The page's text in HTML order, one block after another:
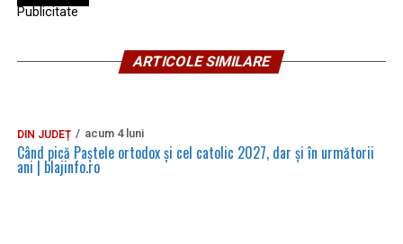
Publicitate
ARTICOLE SIMILARE
DIN JUDEȚ acum 4 luni
Când pică Paștele ortodox și cel catolic 2027, dar și în următorii
ani | blajinfo.ro